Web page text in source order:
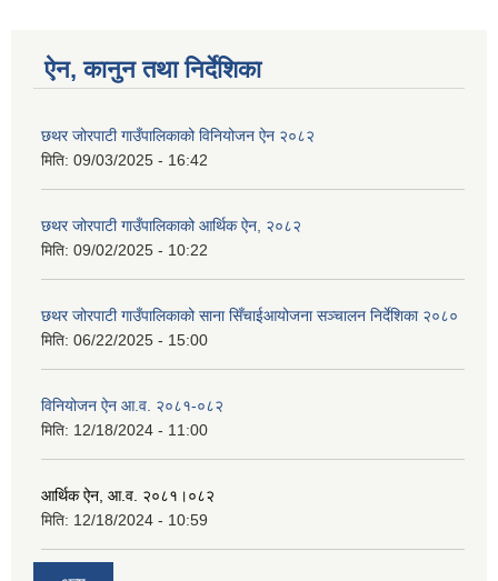
ऐन, कानुन तथा निर्देशिका
छथर जोरपाटी गाउँपालिकाको विनियोजन ऐन २०८२
मिति: 09/03/2025 - 16:42
छथर जोरपाटी गाउँपालिकाको आर्थिक ऐन, २०८२
मिति: 09/02/2025 - 10:22
छथर जोरपाटी गाउँपालिकाको साना सिँचाईआयोजना सञ्चालन निर्देशिका २०८०
मिति: 06/22/2025 - 15:00
विनियोजन ऐन आ.व. २०८१-०८२
मिति: 12/18/2024 - 11:00
आर्थिक ऐन, आ.व. २०८१।०८२
मिति: 12/18/2024 - 10:59